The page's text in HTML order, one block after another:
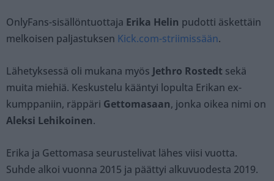
OnlyFans-sisällöntuottaja Erika Helin pudotti äskettäin
melkoisen paljastuksen Kick.com-striimissään.
Lähetyksessä oli mukana myös Jethro Rostedt sekä
muita miehiä. Keskustelu kääntyi lopulta Erikan ex-
kumppaniin, räppäri Gettomasaan, jonka oikea nimi on
Aleksi Lehikoinen.
Erika ja Gettomasa seurustelivat lähes viisi vuotta.
Suhde alkoi vuonna 2015 ja päättyi alkuvuodesta 2019.